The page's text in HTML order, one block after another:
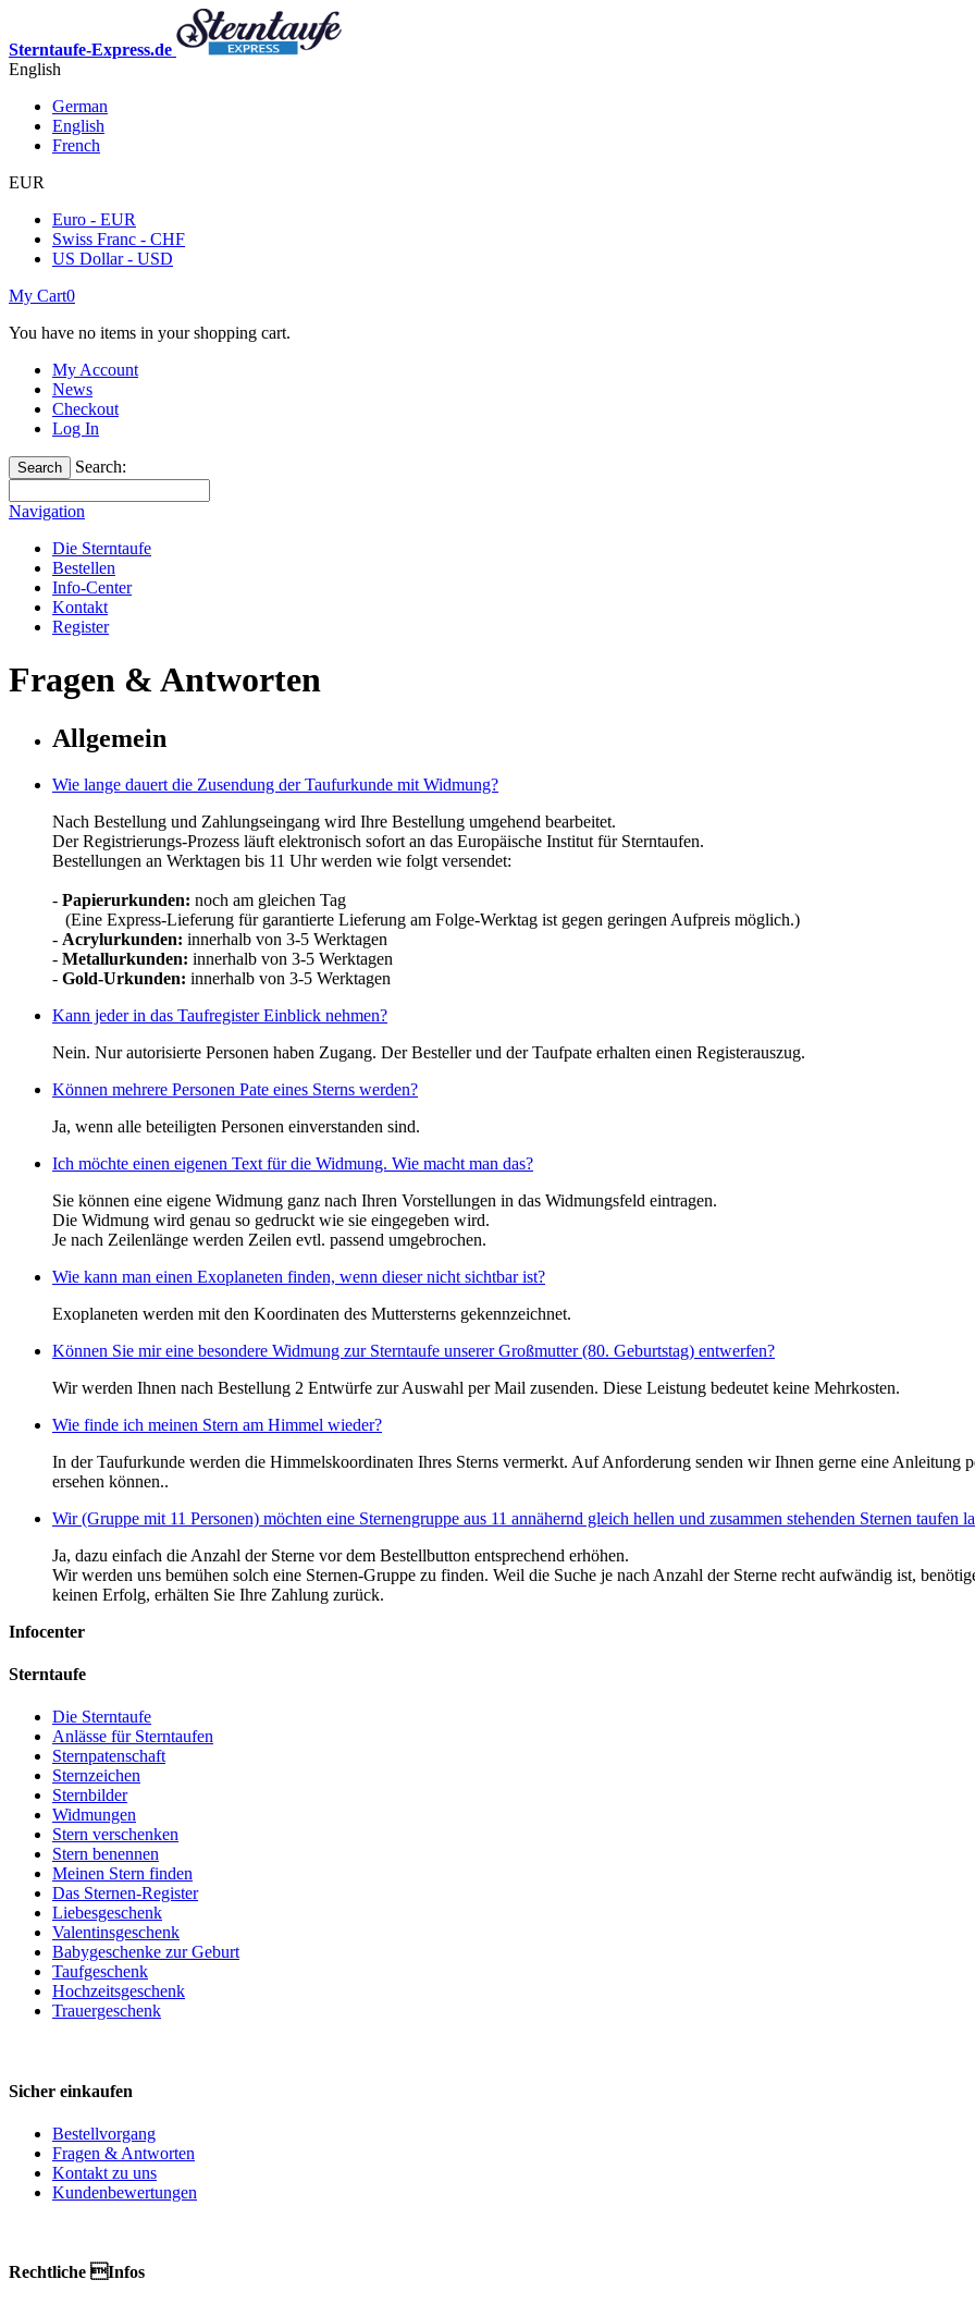
Sterntaufe-Express.de
English
German
English
French
EUR
Euro - EUR
Swiss Franc - CHF
US Dollar - USD
My Cart0
You have no items in your shopping cart.
My Account
News
Checkout
Log In
Search Search:
Navigation
Die Sterntaufe
Bestellen
Info-Center
Kontakt
Register
Fragen & Antworten
Allgemein
Wie lange dauert die Zusendung der Taufurkunde mit Widmung?
Nach Bestellung und Zahlungseingang wird Ihre Bestellung umgehend bearbeitet.
Der Registrierungs-Prozess läuft elektronisch sofort an das Europäische Institut für Sterntaufen.
Bestellungen an Werktagen bis 11 Uhr werden wie folgt versendet:
- Papierurkunden: noch am gleichen Tag
(Eine Express-Lieferung für garantierte Lieferung am Folge-Werktag ist gegen geringen Aufpreis möglich.)
- Acrylurkunden: innerhalb von 3-5 Werktagen
- Metallurkunden: innerhalb von 3-5 Werktagen
- Gold-Urkunden: innerhalb von 3-5 Werktagen
Kann jeder in das Taufregister Einblick nehmen?
Nein. Nur autorisierte Personen haben Zugang. Der Besteller und der Taufpate erhalten einen Registerauszug.
Können mehrere Personen Pate eines Sterns werden?
Ja, wenn alle beteiligten Personen einverstanden sind.
Ich möchte einen eigenen Text für die Widmung. Wie macht man das?
Sie können eine eigene Widmung ganz nach Ihren Vorstellungen in das Widmungsfeld eintragen.
Die Widmung wird genau so gedruckt wie sie eingegeben wird.
Je nach Zeilenlänge werden Zeilen evtl. passend umgebrochen.
Wie kann man einen Exoplaneten finden, wenn dieser nicht sichtbar ist?
Exoplaneten werden mit den Koordinaten des Muttersterns gekennzeichnet.
Können Sie mir eine besondere Widmung zur Sterntaufe unserer Großmutter (80. Geburtstag) entwerfen?
Wir werden Ihnen nach Bestellung 2 Entwürfe zur Auswahl per Mail zusenden. Diese Leistung bedeutet keine Mehrkosten.
Wie finde ich meinen Stern am Himmel wieder?
In der Taufurkunde werden die Himmelskoordinaten Ihres Sterns vermerkt. Auf Anforderung senden wir Ihnen gerne eine
ersehen können..
Wir (Gruppe mit 11 Personen) möchten eine Sternengruppe aus 11 annähernd gleich hellen und zusammen stehenden Sternen taufen
Ja, dazu einfach die Anzahl der Sterne vor dem Bestellbutton entsprechend erhöhen.
Wir werden uns bemühen solch eine Sternen-Gruppe zu finden. Weil die Suche je nach Anzahl der Sterne recht aufwändig ist,
keinen Erfolg, erhälten Sie Ihre Zahlung zurück.
Infocenter
Sterntaufe
Die Sterntaufe
Anlässe für Sterntaufen
Sternpatenschaft
Sternzeichen
Sternbilder
Widmungen
Stern verschenken
Stern benennen
Meinen Stern finden
Das Sternen-Register
Liebesgeschenk
Valentinsgeschenk
Babygeschenke zur Geburt
Taufgeschenk
Hochzeitsgeschenk
Trauergeschenk
Sicher einkaufen
Bestellvorgang
Fragen & Antworten
Kontakt zu uns
Kundenbewertungen
Rechtliche Infos